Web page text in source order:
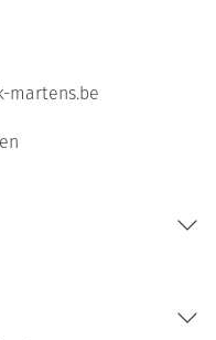
martens.be